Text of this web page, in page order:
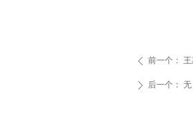
ꄴ 前一个：
ꄲ 后一个： 无